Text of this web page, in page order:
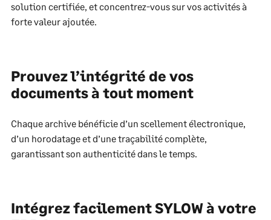
solution certifiée, et concentrez-vous sur vos activités à
forte valeur ajoutée.
Prouvez l’intégrité de vos
documents à tout moment
Chaque archive bénéficie d’un scellement électronique,
d’un horodatage et d’une traçabilité complète,
garantissant son authenticité dans le temps.
Intégrez facilement SYLOW à votre